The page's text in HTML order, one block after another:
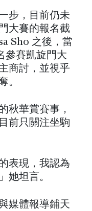
步，目前仍未
大賽的報名截
Sho 之後，當
參賽凱旋門大
商討，並視乎
。
秋華賞賽事，
前只關注坐駒
表現，我認為
她坦言。
媒體報導鋪天